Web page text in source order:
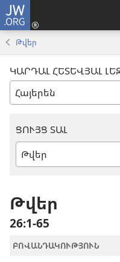
JW.ORG
Թվեր
ԿԱՐԴԱԼ ՀԵՏԵՎՅԱԼ
ՑՈՒՅՑ ՏԱԼ
Աստվածաշնչյան
Թվեր
26։1-65
ԲՈՎԱՆԴԱԿՈՒԹՅՈՒՆ